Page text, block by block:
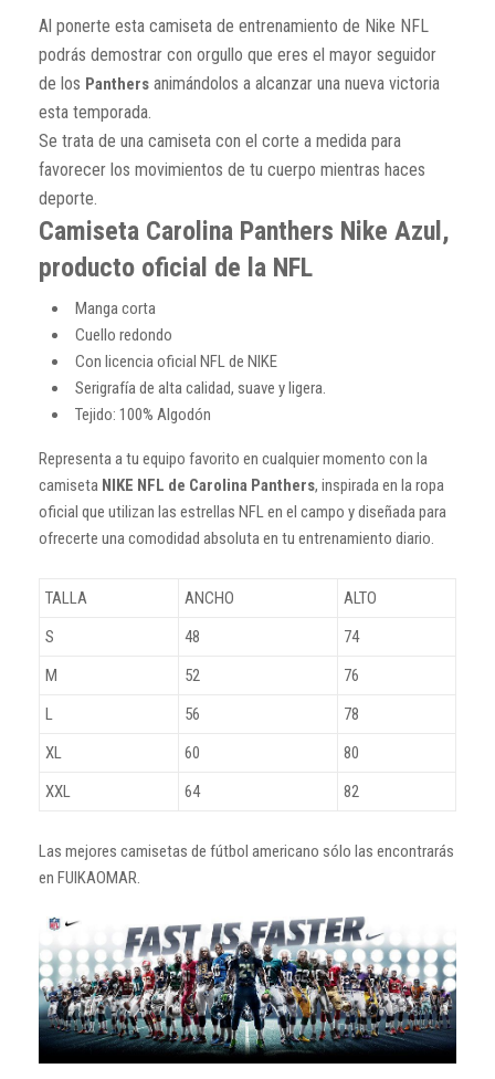
Al ponerte esta camiseta de entrenamiento de Nike NFL
podrás demostrar con orgullo que eres el mayor seguidor
de los Panthers animándolos a alcanzar una nueva victoria
esta temporada.
Se trata de una camiseta con el corte a medida para
favorecer los movimientos de tu cuerpo mientras haces
deporte.
Camiseta Carolina Panthers Nike Azul,
producto oficial de la NFL
Manga corta
Cuello redondo
Con licencia oficial NFL de NIKE
Serigrafía de alta calidad, suave y ligera.
Tejido: 100% Algodón
Representa a tu equipo favorito en cualquier momento con la
camiseta NIKE NFL de Carolina Panthers, inspirada en la ropa
oficial que utilizan las estrellas NFL en el campo y diseñada para
ofrecerte una comodidad absoluta en tu entrenamiento diario.
TALLA ANCHO
ALTO
S
48
74
M
52
76
L
56
78
XL
60
80
XXL
64 82
Las mejores camisetas de fútbol americano sólo las encontrarás
en FUIKAOMAR.